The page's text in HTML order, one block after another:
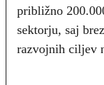
približno
sektorju, saj
razvojnih ciljev